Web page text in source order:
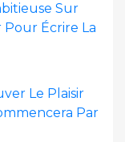
Sur
Pour Écrire La
Le Plaisir
Par